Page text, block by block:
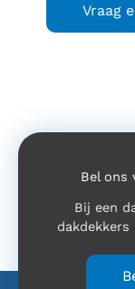
Vraag
Bel ons
Bij een